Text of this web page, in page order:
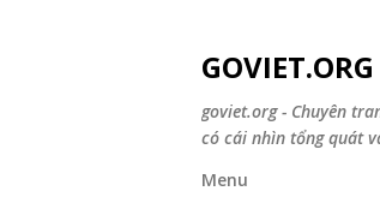
goviet.org - Chuyên
có cái nhìn tổng quát
Menu